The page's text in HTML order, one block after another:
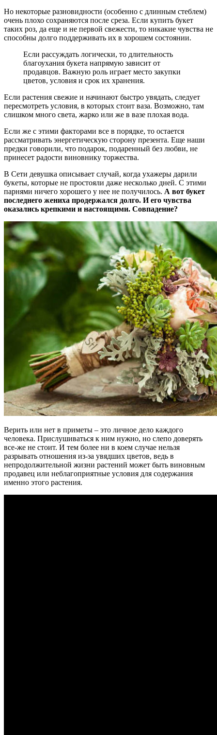
Но некоторые разновидности (особенно с длинным стеблем)
очень плохо сохраняются после среза. Если купить букет
таких роз, да еще и не первой свежести, то никакие чувства не
способны долго поддерживать их в хорошем состоянии.
Если рассуждать логически, то длительность
благоухания букета напрямую зависит от
продавцов. Важную роль играет место закупки
цветов, условия и срок их хранения.
Если растения свежие и начинают быстро увядать, следует
пересмотреть условия, в которых стоит ваза. Возможно, там
слишком много света, жарко или же в вазе плохая вода.
Если же с этими факторами все в порядке, то остается
рассматривать энергетическую сторону презента. Еще наши
предки говорили, что подарок, подаренный без любви, не
принесет радости виновнику торжества.
В Сети девушка описывает случай, когда ухажеры дарили
букеты, которые не простояли даже несколько дней. С этими
парнями ничего хорошего у нее не получилось. А вот букет
последнего жениха продержался долго. И его чувства
оказались крепкими и настоящими. Совпадение?
Верить или нет в приметы – это личное дело каждого
человека. Прислушиваться к ним нужно, но слепо доверять
все-же не стоит. И тем более ни в коем случае нельзя
разрывать отношения из-за увядших цветов, ведь в
непродолжительной жизни растений может быть виновным
продавец или неблагоприятные условия для содержания
именно этого растения.